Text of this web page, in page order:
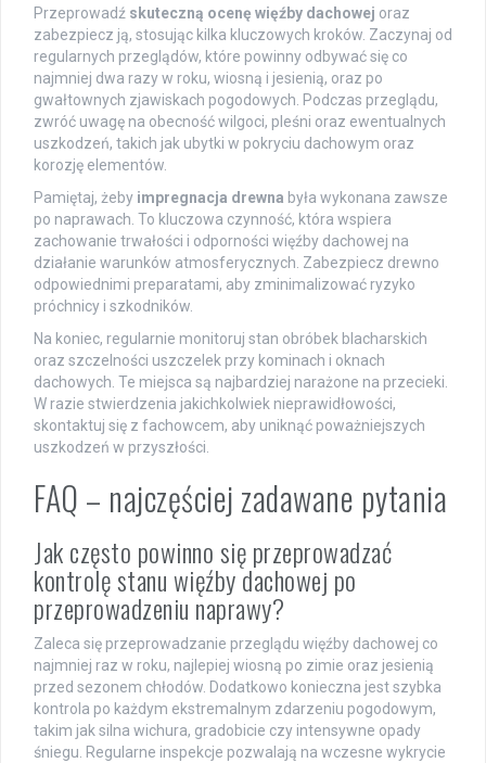
Przeprowadź skuteczną ocenę więźby dachowej oraz
zabezpiecz ją, stosując kilka kluczowych kroków. Zaczynaj od
regularnych przeglądów, które powinny odbywać się co
najmniej dwa razy w roku, wiosną i jesienią, oraz po
gwałtownych zjawiskach pogodowych. Podczas przeglądu,
zwróć uwagę na obecność wilgoci, pleśni oraz ewentualnych
uszkodzeń, takich jak ubytki w pokryciu dachowym oraz
korozję elementów.
Pamiętaj, żeby impregnacja drewna była wykonana zawsze
po naprawach. To kluczowa czynność, która wspiera
zachowanie trwałości i odporności więźby dachowej na
działanie warunków atmosferycznych. Zabezpiecz drewno
odpowiednimi preparatami, aby zminimalizować ryzyko
próchnicy i szkodników.
Na koniec, regularnie monitoruj stan obróbek blacharskich
oraz szczelności uszczelek przy kominach i oknach
dachowych. Te miejsca są najbardziej narażone na przecieki.
W razie stwierdzenia jakichkolwiek nieprawidłowości,
skontaktuj się z fachowcem, aby uniknąć poważniejszych
uszkodzeń w przyszłości.
FAQ – najczęściej zadawane pytania
Jak często powinno się przeprowadzać
kontrolę stanu więźby dachowej po
przeprowadzeniu naprawy?
Zaleca się przeprowadzanie przeglądu więźby dachowej co
najmniej raz w roku, najlepiej wiosną po zimie oraz jesienią
przed sezonem chłodów. Dodatkowo konieczna jest szybka
kontrola po każdym ekstremalnym zdarzeniu pogodowym,
takim jak silna wichura, gradobicie czy intensywne opady
śniegu. Regularne inspekcje pozwalają na wczesne wykrycie